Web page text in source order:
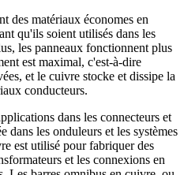
des matériaux économes en
qu'ils soient utilisés dans les
les panneaux fonctionnent plus
est maximal, c'est-à-dire
et le cuivre stocke et dissipe la
conducteurs.
dans les connecteurs et
dans les onduleurs et les systèmes
est utilisé pour fabriquer des
et les connexions en